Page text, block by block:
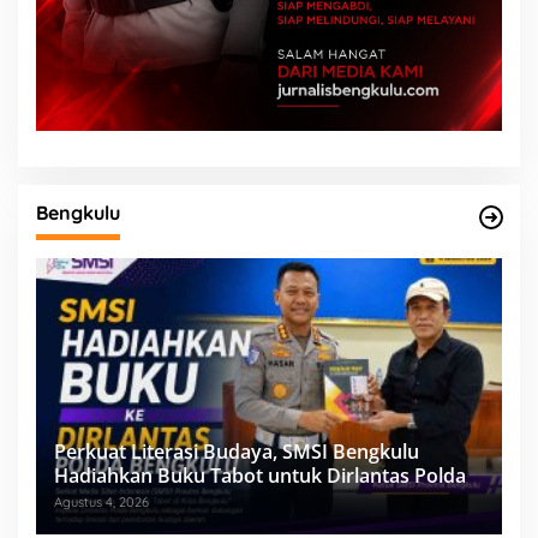
Bengkulu
Perkuat Literasi Budaya, SMSI Bengkulu
Hadiahkan Buku Tabot untuk Dirlantas Polda
Agustus 4, 2026